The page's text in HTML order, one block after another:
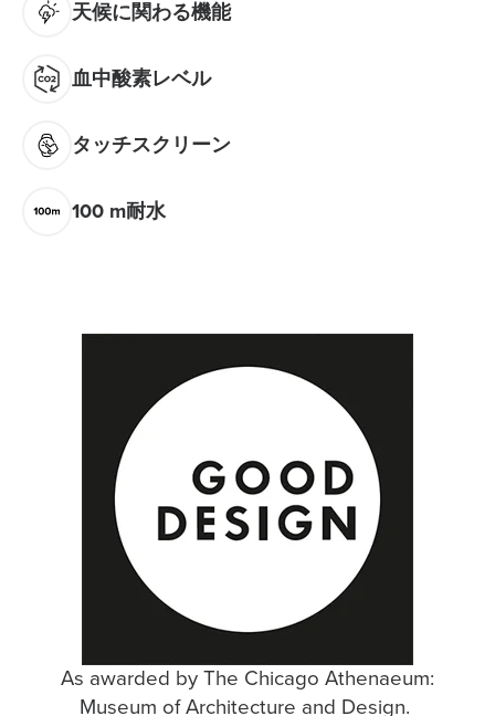
天候に関わる機能
血中酸素レベル
タッチスクリーン
100 m耐水
As awarded by The Chicago Athenaeum:
Museum of Architecture and Design. ​